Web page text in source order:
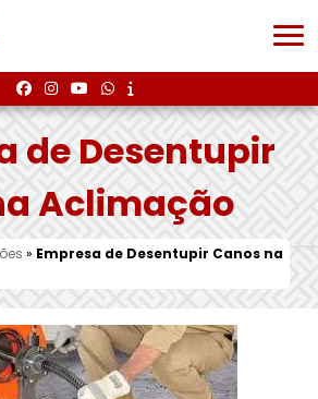
de Desentupir
Aclimação
» Empresa de Desentupir Canos na